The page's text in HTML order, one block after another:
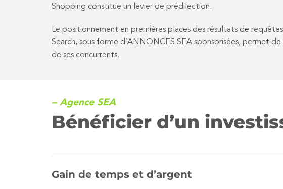
Shopping constitue un levier de prédilection.
Le positionnement en premières places des résultats de
Search, sous forme d’ANNONCES SEA sponsorisées, permet
de ses concurrents.
– Agence SEA
Bénéficier d’un
Gain de temps et d’argent